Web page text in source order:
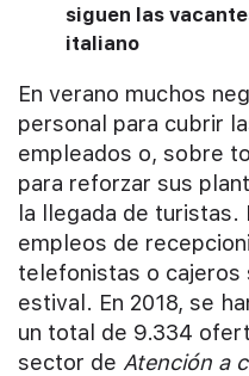
siguen las
italiano
En verano muchos
personal para cubrir
empleados o, sobre
para reforzar sus
la llegada de turistas.
empleos de
telefonistas o cajeros
estival. En 2018, se
un total de 9.334
sector de Atención a